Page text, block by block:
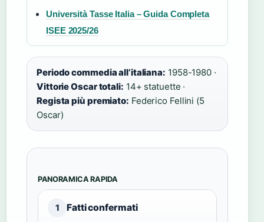
Università Tasse Italia – Guida Completa
ISEE 2025/26
Periodo commedia all’italiana: 1958-1980 ·
Vittorie Oscar totali: 14+ statuette ·
Regista più premiato: Federico Fellini (5
Oscar)
PANORAMICA RAPIDA
1 Fatti confermati